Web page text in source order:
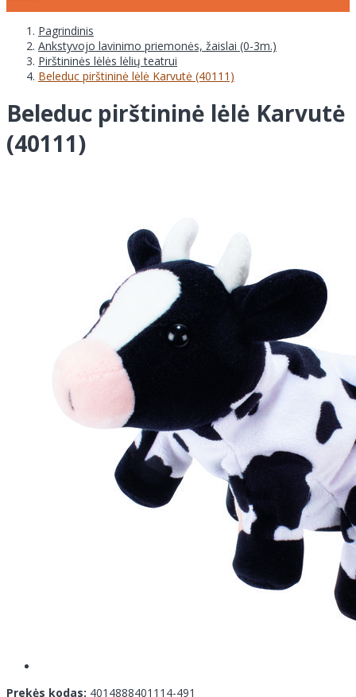
Pagrindinis
Ankstyvojo lavinimo priemonės, žaislai (0-3m.)
Pirštininės lėlės lėlių teatrui
Beleduc pirštininė lėlė Karvutė (40111)
Beleduc pirštininė lėlė Karvutė
(40111)
Prekės kodas: 4014888401114-491